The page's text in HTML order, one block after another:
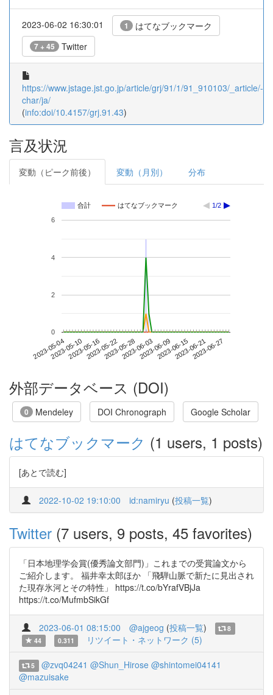
2023-06-02 16:30:01 1 はてなブックマーク
7 + 45 Twitter
https://www.jstage.jst.go.jp/article/grj/91/1/91_910103/_article/-
char/ja/
(info:doi/10.4157/grj.91.43)
言及状況
変動（ピーク前後） 変動（月別） 分布
合計 はてなブックマーク 1/2
2023-05-042023-05-102023-05-162023-05-222023-05-282023-06-032023-06-092023-06-152023-06-212023-06-27
0
2
4
6
外部データベース (DOI)
0 Mendeley DOI Chronograph Google Scholar
はてなブックマーク (1 users, 1 posts)
[あとで読む]
2022-10-02 19:10:00 id:namiryu (投稿一覧)
Twitter (7 users, 9 posts, 45 favorites)
「日本地理学会賞(優秀論文部門)」これまでの受賞論文から
ご紹介します。 福井幸太郎ほか 「飛騨山脈で新たに見出され
た現存氷河とその特性」 https://t.co/bYrafVBjJa
https://t.co/MufmbSikGf
2023-06-01 08:15:00 @ajgeog (投稿一覧)
8
44
0.311 リツイート・ネットワーク (5)
5 @zvq04241 @Shun_Hirose @shintomei04141
@mazuisake